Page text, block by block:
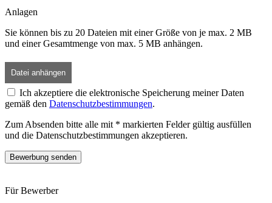
Anlagen
Sie können bis zu 20 Dateien mit einer Größe von je max. 2 MB
und einer Gesamtmenge von max. 5 MB anhängen.
Datei anhängen
Ich akzeptiere die elektronische Speicherung meiner Daten
gemäß den Datenschutzbestimmungen.
Zum Absenden bitte alle mit * markierten Felder gültig ausfüllen
und die Datenschutzbestimmungen akzeptieren.
Bewerbung senden
Für Bewerber